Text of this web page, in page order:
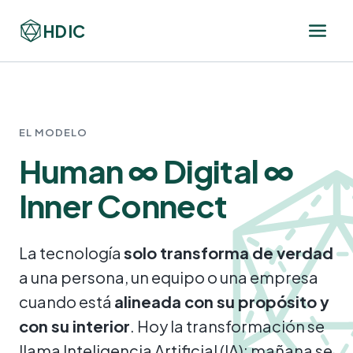
HDIC
EL MODELO
Human ∞ Digital ∞
Inner Connect
La tecnología solo transforma de verdad
a una persona, un equipo o una empresa
cuando está alineada con su propósito y
con su interior. Hoy la transformación se